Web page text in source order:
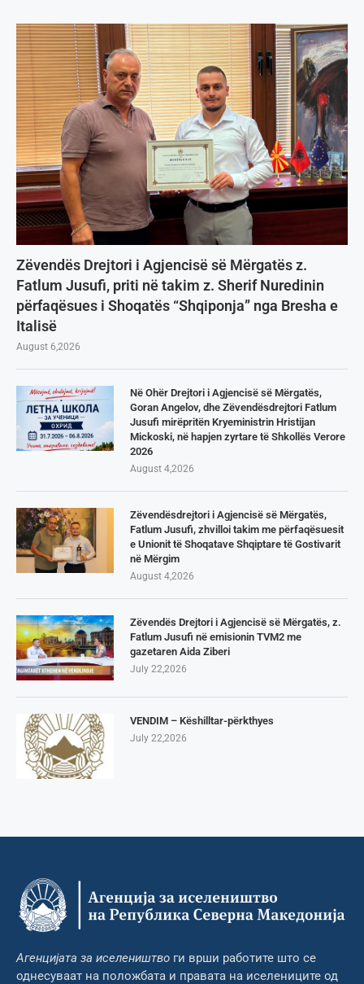
Zëvendës Drejtori i Agjencisë së Mërgatës z.
Fatlum Jusufi, priti në takim z. Sherif Nuredinin
përfaqësues i Shoqatës “Shqiponja” nga Bresha e
Italisë
August 6,2026
Në Ohër Drejtori i Agjencisë së Mërgatës,
Goran Angelov, dhe Zëvendësdrejtori Fatlum
Jusufi mirëpritën Kryeministrin Hristijan
Mickoski, në hapjen zyrtare të Shkollës Verore
2026
August 4,2026
Zëvendësdrejtori i Agjencisë së Mërgatës,
Fatlum Jusufi, zhvilloi takim me përfaqësuesit
e Unionit të Shoqatave Shqiptare të Gostivarit
në Mërgim
August 4,2026
Zëvendës Drejtori i Agjencisë së Mërgatës, z.
Fatlum Jusufi në emisionin TVM2 me
gazetaren Aida Ziberi
July 22,2026
VENDIM – Këshilltar-përkthyes
July 22,2026
Агенцијата за иселеништво ги врши работите што се
однесуваат на положбата и правата на иселениците од